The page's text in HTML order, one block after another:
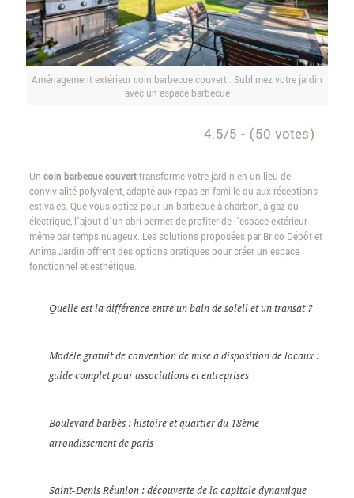
Aménagement extérieur coin barbecue couvert : Sublimez votre jardin
avec un espace barbecue
4.5/5 - (50 votes)
Un coin barbecue couverttransforme votre jardin en un lieu de
convivialité polyvalent, adapté aux repas en famille ou aux réceptions
estivales. Que vous optiez pour un barbecue à charbon, à gaz ou
électrique, l’ajout d’un abri permet de profiter de l’espace extérieur
même par temps nuageux. Les solutions proposées par Brico Dépôt et
Anima Jardin offrent des options pratiques pour créer un espace
fonctionnel et esthétique.
Quelle est la différence entre un bain de soleil et un transat ?
Modèle gratuit de convention de mise à disposition de locaux :
guide complet pour associations et entreprises
Boulevard barbès : histoire et quartier du 18ème
arrondissement de paris
Saint-Denis Réunion : découverte de la capitale dynamique